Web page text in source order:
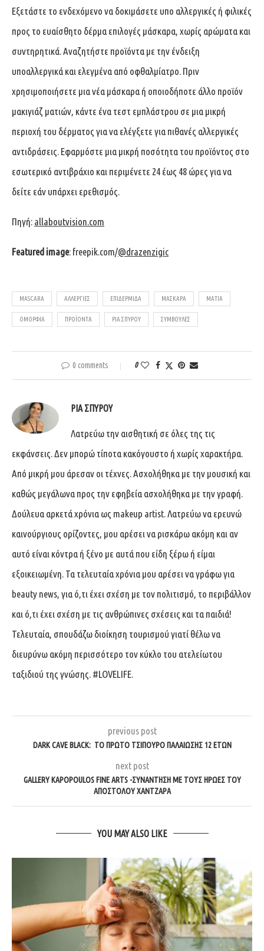
Εξετάστε το ενδεχόμενο να δοκιμάσετε υπο αλλεργικές ή φιλικές
προς το ευαίσθητο δέρμα επιλογές μάσκαρα, χωρίς αρώματα και
συντηρητικά. Αναζητήστε προϊόντα με την ένδειξη
υποαλλεργικά και ελεγμένα από οφθαλμίατρο. Πριν
χρησιμοποιήσετε μια νέα μάσκαρα ή οποιοδήποτε άλλο προϊόν
μακιγιάζ ματιών, κάντε ένα τεστ εμπλάστρου σε μια μικρή
περιοχή του δέρματος για να ελέγξετε για πιθανές αλλεργικές
αντιδράσεις. Εφαρμόστε μια μικρή ποσότητα του προϊόντος στο
εσωτερικό αντιβράχιο και περιμένετε 24 έως 48 ώρες για να
δείτε εάν υπάρχει ερεθισμός.
Πηγή: allaboutvision.com
Featured image: freepik.com/@drazenzigic
MASCARA ΑΛΛΕΡΓΙΕΣ ΕΠΙΔΕΡΜΙΔΑ ΜΑΣΚΑΡΑ ΜΑΤΙΑ
ΟΜΟΡΦΙΑ ΠΡΟΪΟΝΤΑ ΡΙΑ ΣΠΥΡΟΥ ΣΥΜΒΟΥΛΈΣ
0 comments 0
ΡΊΑ ΣΠΎΡΟΥ
Λατρεύω την αισθητική σε όλες της τις
εκφάνσεις. Δεν μπορώ τίποτα κακόγουστο ή χωρίς χαρακτήρα.
Από μικρή μου άρεσαν οι τέχνες. Ασχολήθηκα με την μουσική και
καθώς μεγάλωνα προς την εφηβεία ασχολήθηκα με την γραφή.
Δούλευα αρκετά χρόνια ως makeup artist. Λατρεύω να ερευνώ
καινούργιους ορίζοντες, μου αρέσει να ρισκάρω ακόμη και αν
αυτό είναι κόντρα ή ξένο με αυτά που είδη ξέρω ή είμαι
εξοικειωμένη. Τα τελευταία χρόνια μου αρέσει να γράφω για
beauty news, για ό,τι έχει σχέση με τον πολιτισμό, το περιβάλλον
και ό,τι έχει σχέση με τις ανθρώπινες σχέσεις και τα παιδιά!
Τελευταία, σπουδάζω διοίκηση τουρισμού γιατί θέλω να
διευρύνω ακόμη περισσότερο τον κύκλο του ατελείωτου
ταξιδιού της γνώσης. #LOVELIFE.
previous post
DARK CAVE BLACK: ΤΟ ΠΡΩΤΟ ΤΣΙΠΟΥΡΟ ΠΑΛΑΙΩΣΗΣ 12 ΕΤΩΝ
next post
GALLERY KAPOPOULOS FINE ARTS -ΣΥΝΑΝΤΗΣΗ ΜΕ ΤΟΥΣ ΗΡΩΕΣ ΤΟΥ
ΑΠΟΣΤΟΛΟΥ ΧΑΝΤΖΑΡΑ
YOU MAY ALSO LIKE